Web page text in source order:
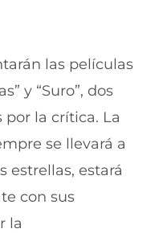
las películas
y “Suro”, dos
la crítica. La
se llevará a
estrellas, estará
con sus
la